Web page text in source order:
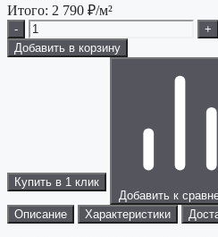
Итого: 2 790 ₽/м²
-
+
Добавить в корзину
Купить в 1 клик
Добавить к
Описание
Характеристики